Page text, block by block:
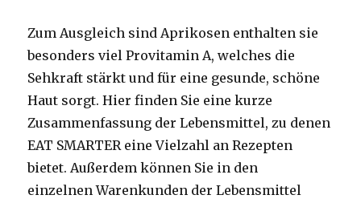
Zum Ausgleich sind Aprikosen enthalten sie
besonders viel Provitamin A, welches die
Sehkraft stärkt und für eine gesunde, schöne
Haut sorgt. Hier finden Sie eine kurze
Zusammenfassung der Lebensmittel, zu denen
EAT SMARTER eine Vielzahl an Rezepten
bietet. Außerdem können Sie in den
einzelnen Warenkunden der Lebensmittel